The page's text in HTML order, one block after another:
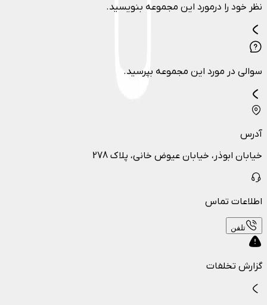
نظر خود را درمورد این مجموعه بنویسید.
سوالی در مورد این مجموعه بپرسید.
آدرس
خیابان ابوذر، خیابان عیوض خانی، پلاک 278
اطلاعات تماس
تلفن
گزارش تخلفات